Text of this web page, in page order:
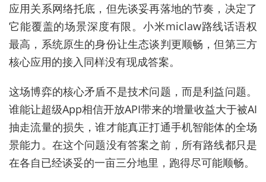
应用关系网络托底，但先谈妥再落地的节奏，决定了
它能覆盖的场景深度有限。小米miclaw路线话语权
最高，系统原生的身份让生态谈判更顺畅，但第三方
核心应用的接入同样没有现成答案。
这场博弈的核心矛盾不是技术问题，而是利益问题。
谁能让超级App相信开放API带来的增量收益大于被AI
抽走流量的损失，谁才能真正打通手机智能体的全场
景能力。在这个问题没有答案之前，所有路线都只是
在各自已经谈妥的一亩三分地里，跑得尽可能顺畅。